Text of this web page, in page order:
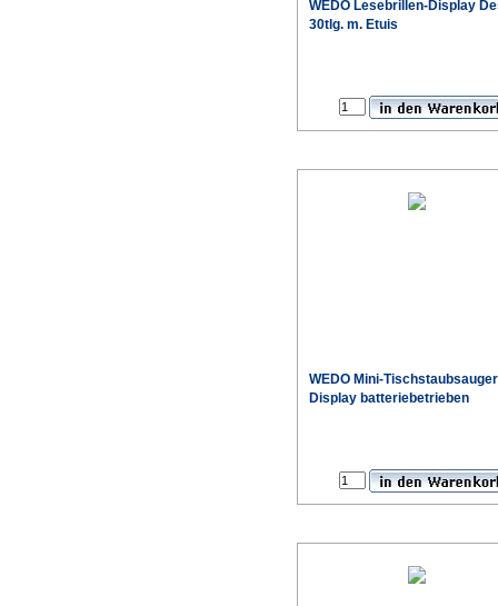
WEDO Lesebrillen-Display
30tlg. m. Etuis
WEDO Mini-
Display batteriebetrieben